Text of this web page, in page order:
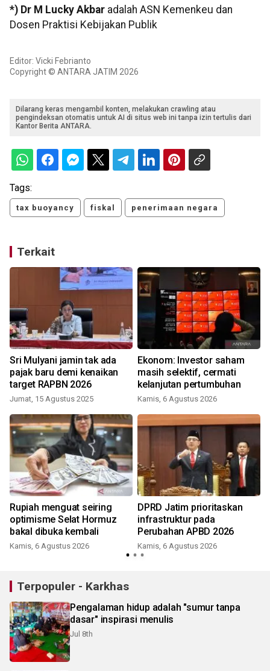
*) Dr M Lucky Akbar adalah ASN Kemenkeu dan
Dosen Praktisi Kebijakan Publik
Editor: Vicki Febrianto
Copyright © ANTARA JATIM 2026
Dilarang keras mengambil konten, melakukan crawling atau
pengindeksan otomatis untuk AI di situs web ini tanpa izin tertulis dari
Kantor Berita ANTARA.
Tags:
tax buoyancy fiskal penerimaan negara
Terkait
Sri Mulyani jamin tak ada
pajak baru demi kenaikan
target RAPBN 2026
Jumat, 15 Agustus 2025
Ekonom: Investor saham
masih selektif, cermati
kelanjutan pertumbuhan
Kamis, 6 Agustus 2026
Rupiah menguat seiring
optimisme Selat Hormuz
bakal dibuka kembali
Kamis, 6 Agustus 2026
DPRD Jatim prioritaskan
infrastruktur pada
Perubahan APBD 2026
Kamis, 6 Agustus 2026
Terpopuler - Karkhas
Pengalaman hidup adalah "sumur tanpa
dasar" inspirasi menulis
Jul 8th